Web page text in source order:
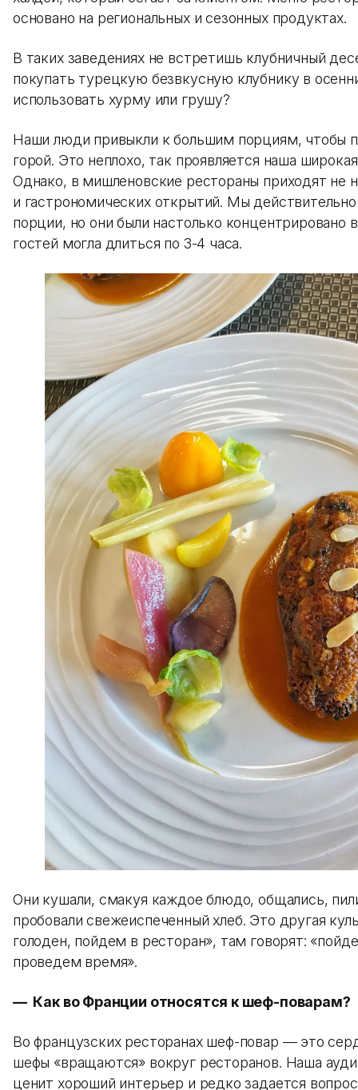
основано на региональных и сезонных продуктах.
В таких заведениях не встретишь клубничный
покупать турецкую безвкусную клубнику в
использовать хурму или грушу?
Наши люди привыкли к большим порциям, чтобы
горой. Это неплохо, так проявляется наша
Однако, в мишленовские рестораны приходят не
и гастрономических открытий. Мы
порции, но они были настолько концентрировано
гостей могла длиться по 3-4 часа.
Они кушали, смакуя каждое блюдо, общались,
пробовали свежеиспеченный хлеб. Это другая
голоден, пойдем в ресторан», там говорят:
проведем время».
— Как во Франции относятся к шеф-поварам?
Во французских ресторанах шеф-повар — это
шефы «вращаются» вокруг ресторанов. Наша
ценит хороший интерьер и редко задается